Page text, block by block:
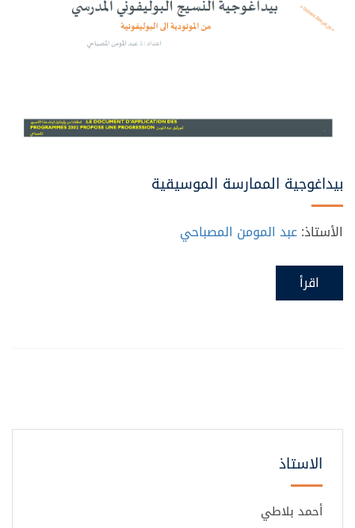
بيداغوجية الممارسة الموسيقية
الأستاذ:عبد المومن المصباحي
اقرأ
الاستاذ
أحمد بلاطي